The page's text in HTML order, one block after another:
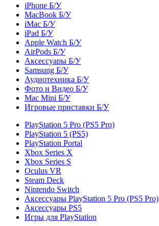
iPhone Б/У
MacBook Б/У
iMac Б/У
iPad Б/У
Apple Watch Б/У
AirPods Б/У
Аксессуары Б/У
Samsung Б/У
Аудиотехника Б/У
Фото и Видео Б/У
Mac Mini Б/У
Игровые приставки Б/У
PlayStation 5 Pro (PS5 Pro)
PlayStation 5 (PS5)
PlayStation Portal
Xbox Series X
Xbox Series S
Oculus VR
Steam Deck
Nintendo Switch
Аксессуары PlayStation 5 Pro (PS5 Pro)
Аксессуары PS5
Игры для PlayStation